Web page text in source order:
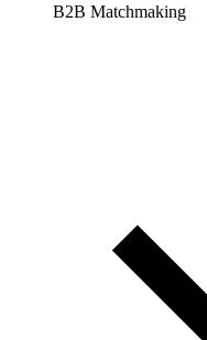
B2B Matchmaking